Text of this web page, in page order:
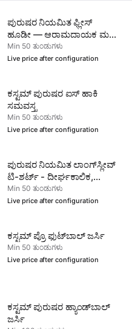
ಪುರುಷರ ನಿಯಮಿತ ಫ್ಲೀಸ್
ಹೂಡೀ — ಆರಾಮದಾಯಕ ಮತ್ತು
ಶ್ರೇಷ್ಟ
Min 50 ತುಂಡುಗಳು
Live price after configuration
ಕಸ್ಟಮ್ ಪುರುಷರ ಐಸ್ ಹಾಕಿ
ಸಮವಸ್ತ್ರ
Min 50 ತುಂಡುಗಳು
Live price after configuration
ಪುರುಷರ ನಿಯಮಿತ ಲಾಂಗ್‌ಸ್ಲೀವ್
ಟಿ-ಶರ್ಟ್ - ದೀರ್ಘಕಾಲಿಕ,
ಮೃದುವಾದ ಟೀ
Min 50 ತುಂಡುಗಳು
Live price after configuration
ಕಸ್ಟಮ್ ಪ್ರೊ ಫುಟ್‌ಬಾಲ್ ಜರ್ಸಿ
Min 50 ತುಂಡುಗಳು
Live price after configuration
ಕಸ್ಟಮ್ ಪುರುಷರ ಹ್ಯಾಂಡ್‌ಬಾಲ್
ಜರ್ಸಿ